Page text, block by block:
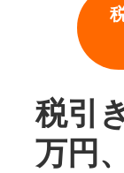
税引
万円